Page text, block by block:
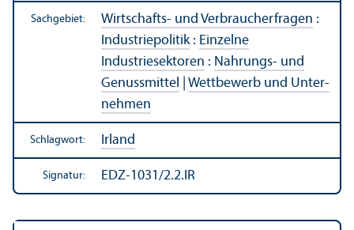
Sachgebiet: Wirtschafts- und Verbraucherfragen :
Industriepolitik: Einzelne
Industriesektoren : Nahrungs- und
Genussmittel
Wettbewerb und Unter­
nehmen
Schlagwort: Irland
Signatur: EDZ-1031/2.2.IR